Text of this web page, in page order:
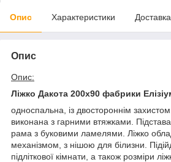
Опис Характеристики Доставка
Опис
Опис:
Ліжко Дакота 200х90 фабрики
односпальна, із двостороннім
виконана з гарними втяжками.
рама з буковими ламелями. Ліжко
механізмом, з нішою для білизни.
підліткової кімнати, а також розміри